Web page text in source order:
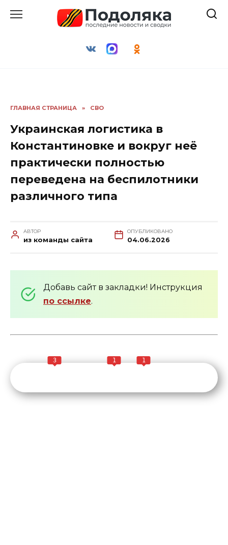
ГЛАВНАЯ СТРАНИЦА » СВО
Украинская логистика в
Константиновке и вокруг неё
практически полностью
переведена на беспилотники
различного типа
АВТОР
из команды сайта
ОПУБЛИКОВАНО
04.06.2026
Добавь сайт в закладки! Инструкция
по ссылке.
3 1 1